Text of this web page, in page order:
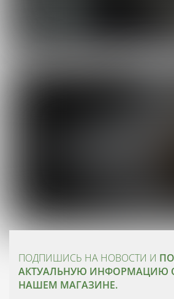
ПОДПИШИСЬ НА НОВОСТИ И
АКТУАЛЬНУЮ ИНФОРМАЦИЮ
НАШЕМ МАГАЗИНЕ.